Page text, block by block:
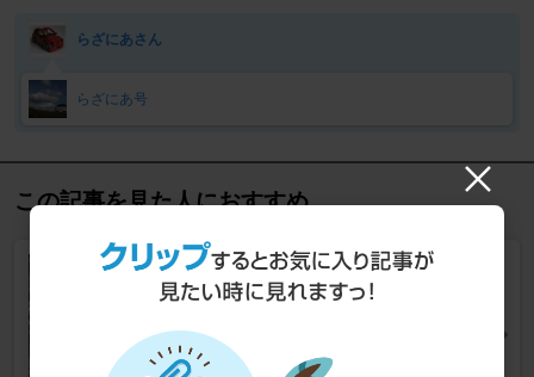
らざにあさん
らざにあ号
この記事を見た人におすすめ
マフラー吊りゴム交換
500 （ハッチバック） [3代目]
4